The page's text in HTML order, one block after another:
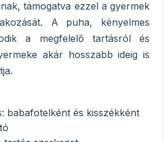
támogatva ezzel a gyermek
A puha, kényelmes
a megfelelő tartásról és
akár hosszabb ideig is
babafotelként és kisszékként